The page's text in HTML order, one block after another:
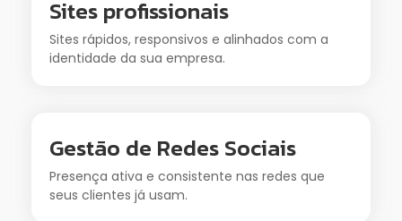
Sites profissionais
Sites rápidos, responsivos e alinhados com a
identidade da sua empresa.
Gestão de Redes Sociais
Presença ativa e consistente nas redes que
seus clientes já usam.